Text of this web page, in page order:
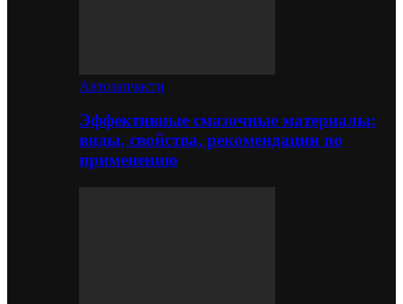
Автозапчасти
Эффективные смазочные материалы:
виды, свойства, рекомендации по
применению